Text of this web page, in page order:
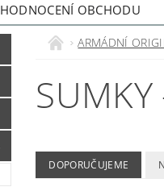
HODNOCENÍ OBCHODU
ARMÁDNÍ
DOPORUČUJEME